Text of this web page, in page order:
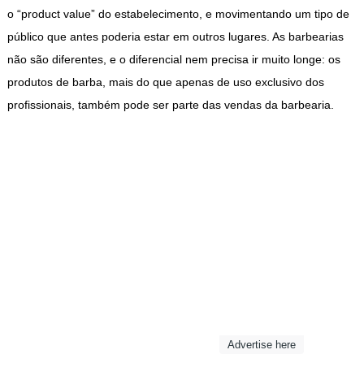
o “product value” do estabelecimento, e movimentando um tipo de
público que antes poderia estar em outros lugares. As barbearias
não são diferentes, e o diferencial nem precisa ir muito longe: os
produtos de barba, mais do que apenas de uso exclusivo dos
profissionais, também pode ser parte das vendas da barbearia.
Advertise here